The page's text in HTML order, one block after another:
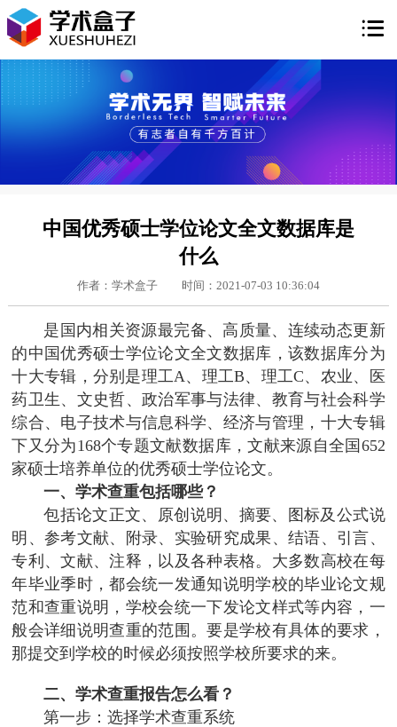

中国优秀硕士学位论文全文数据库是
什么
作者：学术盒子 时间：2021-07-03 10:36:04
是国内相关资源最完备、高质量、连续动态更新
的中国优秀硕士学位论文全文数据库，该数据库分为
十大专辑，分别是理工A、理工B、理工C、农业、医
药卫生、文史哲、政治军事与法律、教育与社会科学
综合、电子技术与信息科学、经济与管理，十大专辑
下又分为168个专题文献数据库，文献来源自全国652
家硕士培养单位的优秀硕士学位论文。
一、学术查重包括哪些？
包括论文正文、原创说明、摘要、图标及公式说
明、参考文献、附录、实验研究成果、结语、引言、
专利、文献、注释，以及各种表格。大多数高校在每
年毕业季时，都会统一发通知说明学校的毕业论文规
范和查重说明，学校会统一下发论文样式等内容，一
般会详细说明查重的范围。要是学校有具体的要求，
那提交到学校的时候必须按照学校所要求的来。
二、学术查重报告怎么看？
第一步：选择学术查重系统